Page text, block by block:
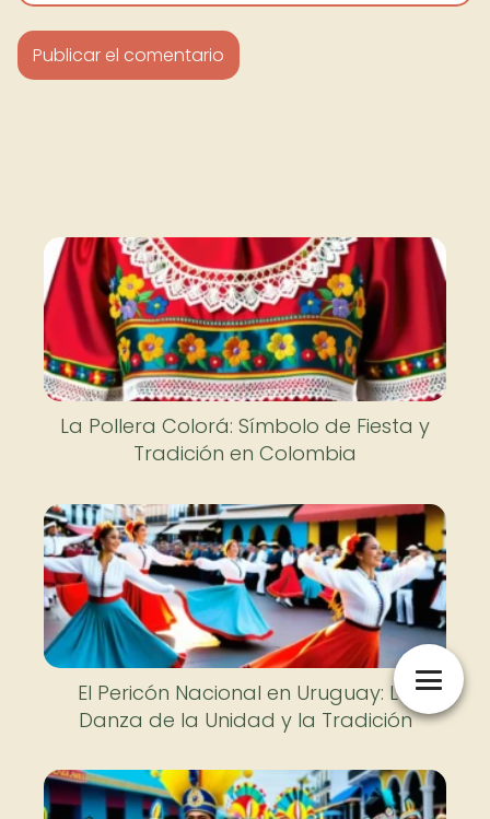
La Pollera Colorá: Símbolo de Fiesta y
Tradición en Colombia
El Pericón Nacional en Uruguay: La
Danza de la Unidad y la Tradición